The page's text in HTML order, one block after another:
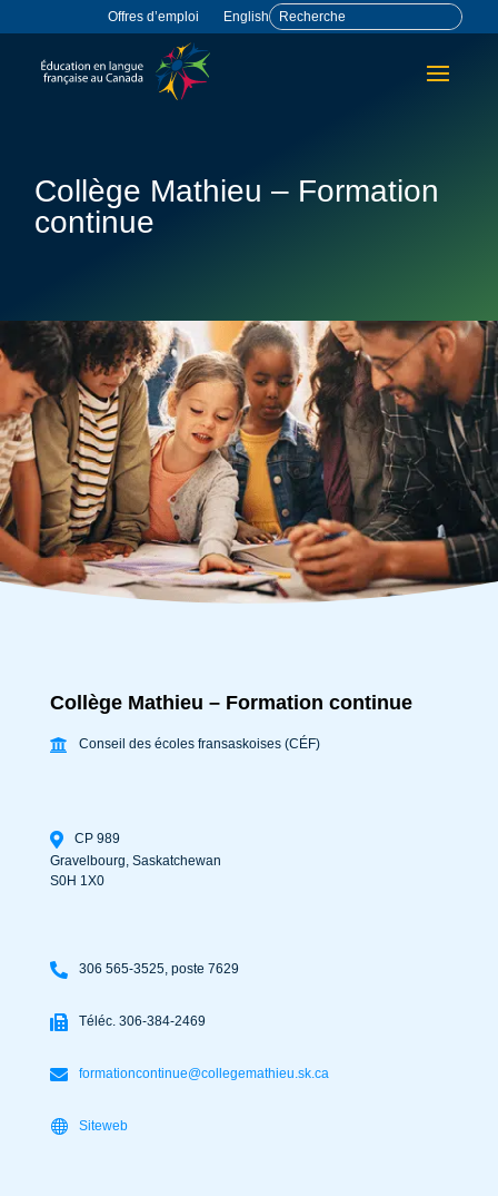
Offres d’emploi English
Collège Mathieu – Formation
continue
Collège Mathieu – Formation continue
Conseil des écoles fransaskoises (CÉF)
CP 989
Gravelbourg, Saskatchewan
S0H 1X0
306 565-3525, poste 7629
Téléc. 306-384-2469
formationcontinue@collegemathieu.sk.ca
Siteweb